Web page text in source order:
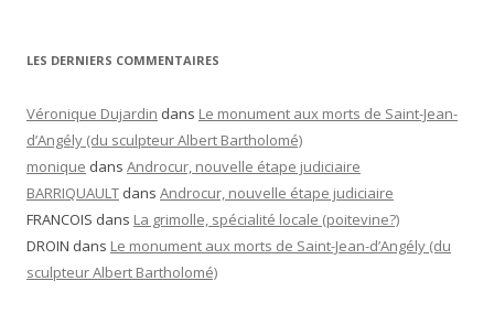
LES DERNIERS COMMENTAIRES
Véronique Dujardin dans Le monument aux morts de Saint-Jean-
d’Angély (du sculpteur Albert Bartholomé)
monique dans Androcur, nouvelle étape judiciaire
BARRIQUAULT dans Androcur, nouvelle étape judiciaire
FRANCOIS dans La grimolle, spécialité locale (poitevine?)
DROIN dans Le monument aux morts de Saint-Jean-d’Angély (du
sculpteur Albert Bartholomé)